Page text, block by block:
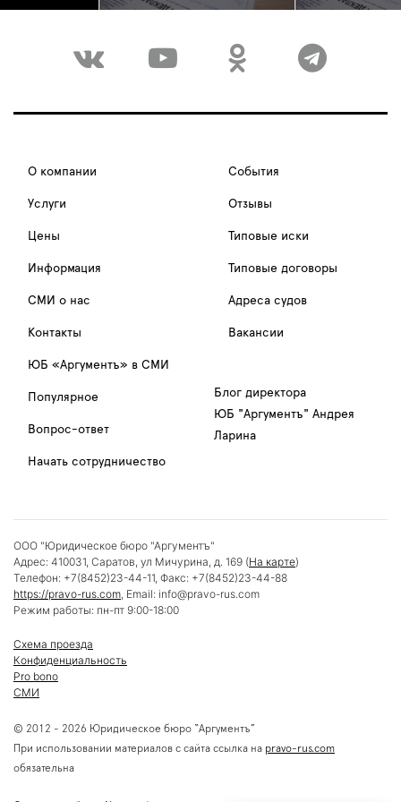
О компании
Услуги
Цены
Информация
СМИ о нас
Контакты
События
Отзывы
Типовые иски
Типовые договоры
Адреса судов
Вакансии
ЮБ «Аргументъ» в СМИ
Популярное
Вопрос-ответ
Начать сотрудничество
Блог директора
ЮБ "Аргументъ" Андрея
Ларина
© 2012 - 2026 Юридическое бюро “Аргументъ”
При использовании материалов с сайта ссылка на pravo-rus.com
обязательна
ООО "Юридическое бюро "Аргументъ"
Адрес: 410031, Саратов, ул Мичурина, д. 169 (На карте)
Телефон: +7(8452)23-44-11, Факс: +7(8452)23-44-88
https://pravo-rus.com, Email: info@pravo-rus.com
Режим работы: пн-пт 9:00-18:00
Схема проезда
Конфиденциальность
Pro bono
СМИ